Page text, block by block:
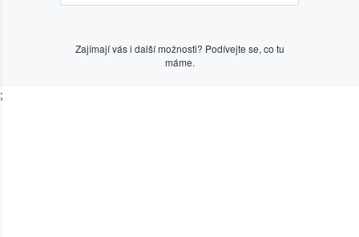
Zajímají vás i další možnosti? Podívejte se, co tu
máme.
;